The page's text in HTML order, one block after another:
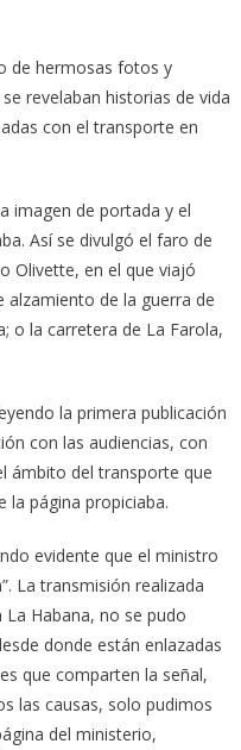
de hermosas fotos y
revelaban historias de vida
con el transporte en
imagen de portada y el
Así se divulgó el faro de
Olivette, en el que viajó
alzamiento de la guerra de
o la carretera de La Farola,
la primera publicación
con las audiencias, con
ámbito del transporte que
la página propiciaba.
evidente que el ministro
La transmisión realizada
Habana, no se pudo
donde están enlazadas
que comparten la señal,
las causas, solo pudimos
del ministerio,